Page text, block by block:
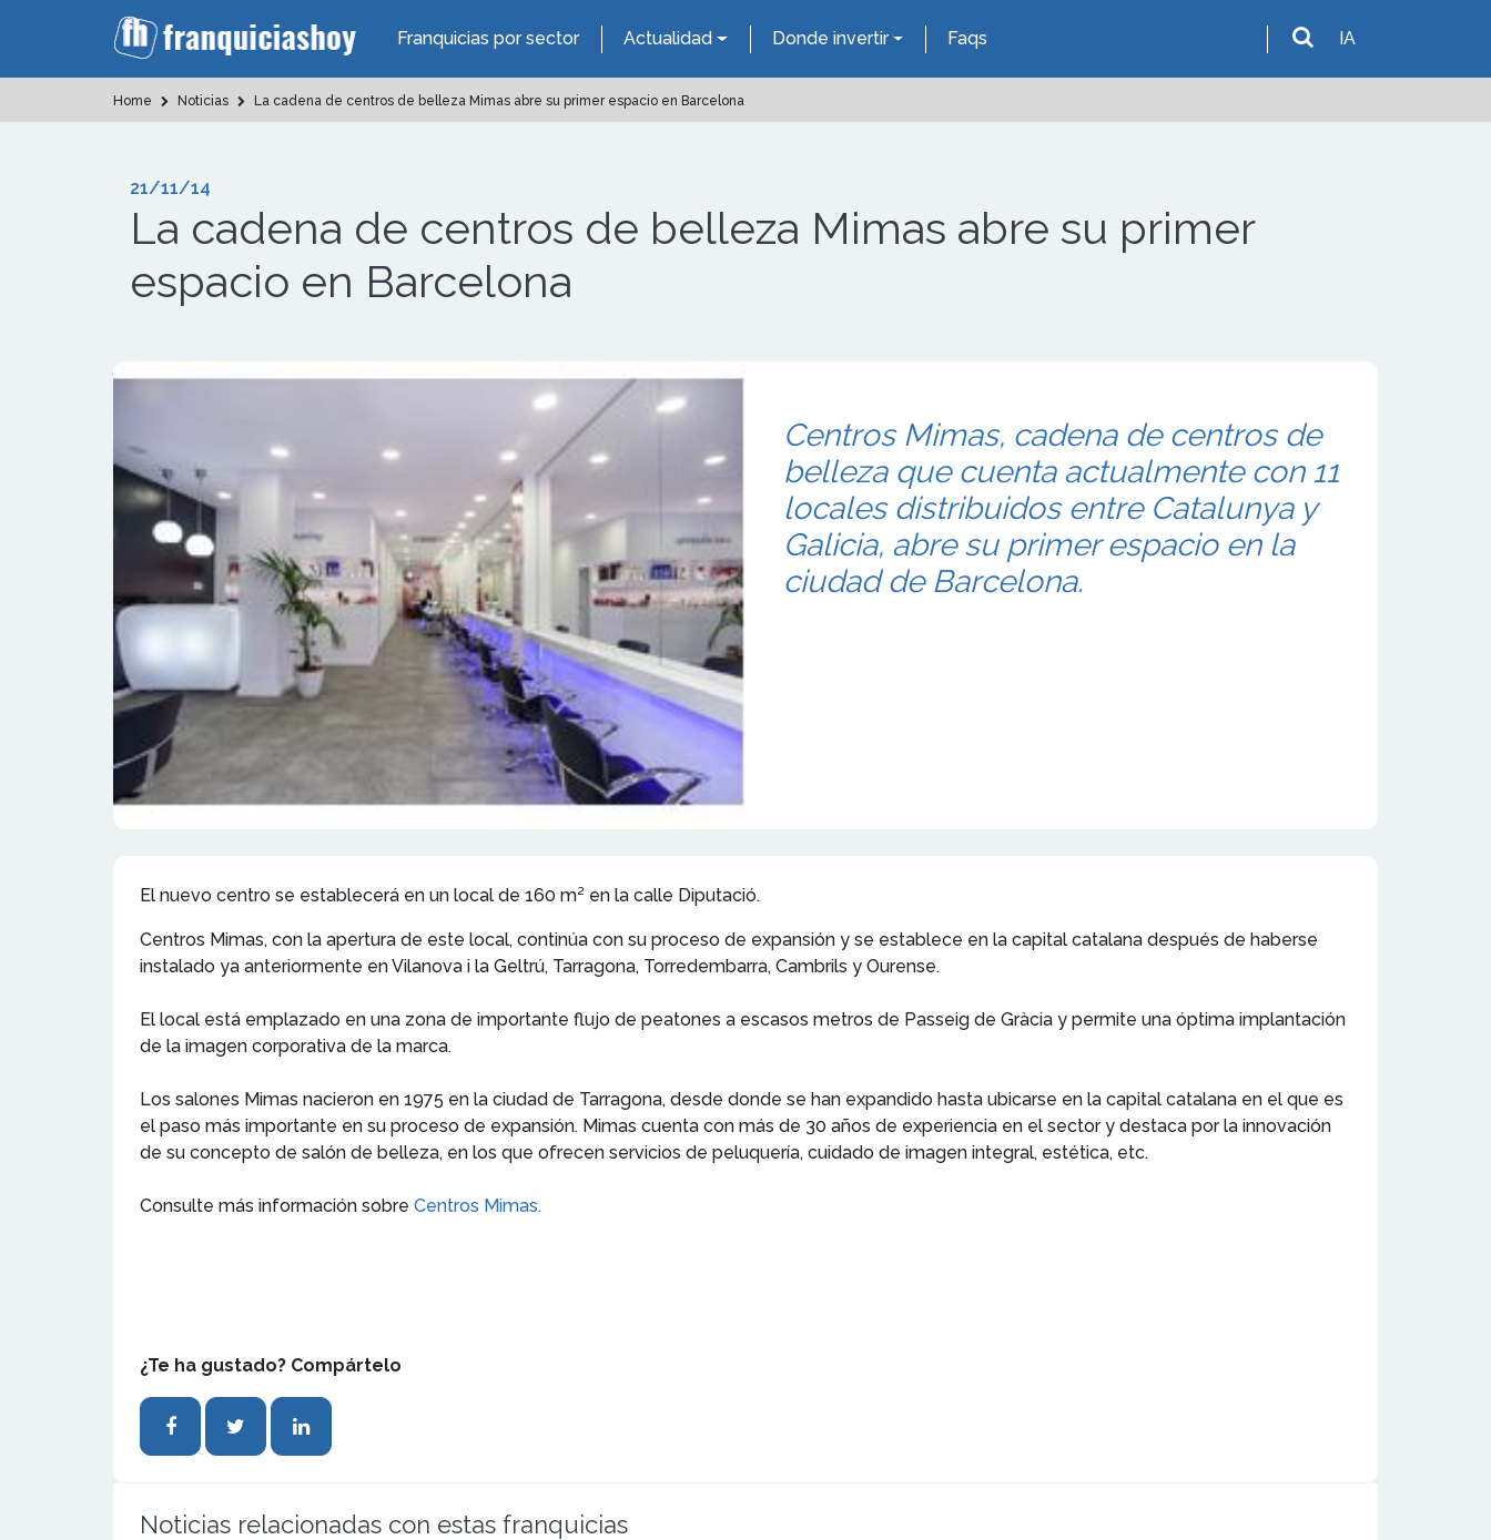
Franquicias por sector Actualidad Donde invertir Faqs IA
Home Noticias La cadena de centros de belleza Mimas abre su primer espacio en Barcelona
21/11/14
La cadena de centros de belleza Mimas abre su primer
espacio en Barcelona
Centros Mimas, cadena de centros de
belleza que cuenta actualmente con 11
locales distribuidos entre Catalunya y
Galicia, abre su primer espacio en la
ciudad de Barcelona.
El nuevo centro se establecerá en un local de 160 m² en la calle Diputació.
Centros Mimas, con la apertura de este local, continúa con su proceso de expansión y se establece en la capital catalana después de haberse
instalado ya anteriormente en Vilanova i la Geltrú, Tarragona, Torredembarra, Cambrils y Ourense.
El local está emplazado en una zona de importante flujo de peatones a escasos metros de Passeig de Gràcia y permite una óptima implantación
de la imagen corporativa de la marca.
Los salones Mimas nacieron en 1975 en la ciudad de Tarragona, desde donde se han expandido hasta ubicarse en la capital catalana en el que es
el paso más importante en su proceso de expansión. Mimas cuenta con más de 30 años de experiencia en el sector y destaca por la innovación
de su concepto de salón de belleza, en los que ofrecen servicios de peluquería, cuidado de imagen integral, estética, etc.
Consulte más información sobre Centros Mimas.
¿Te ha gustado? Compártelo
Noticias relacionadas con estas franquicias